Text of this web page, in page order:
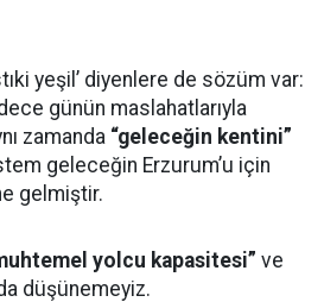
yeşil’ diyenlere de sözüm var:
günün maslahatlarıyla
zamanda “geleceğin kentini”
geleceğin Erzurum’u için
gelmiştir.
yolcu kapasitesi” ve
düşünemeyiz.